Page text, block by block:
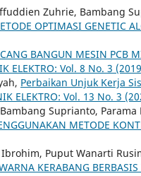
Zuhrie, Bambang
OPTIMASI GENETIC
BANGUN MESIN PCB
ELEKTRO: Vol. 8 No. 3
Perbaikan Unjuk Kerja
ELEKTRO: Vol. 13 No. 3
Suprianto, Parama
METODE
Puput Wanarti
KERABANG